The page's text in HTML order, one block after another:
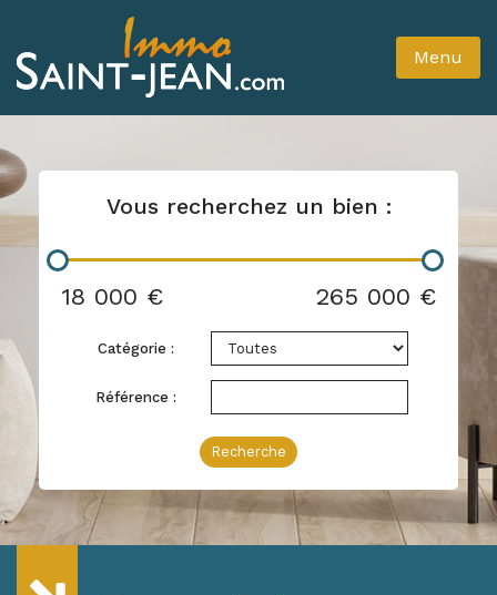
Menu
Vous recherchez un bien :
18 000 € 265 000 €
Catégorie :
Référence :
Recherche